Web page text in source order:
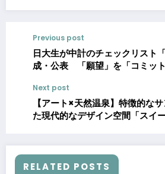
Previous post
日大生が中計のチェックリスト
成・公表 「願望」を「コミッ
Next post
【アート×天然温泉】特徴的な
た現代的なデザイン空間「スイ
RELATED POSTS